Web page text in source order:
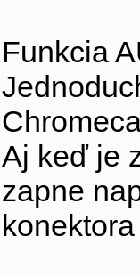
Funkcia
Aj keď je
zapne